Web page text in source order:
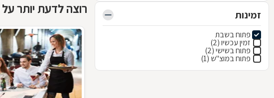
זמינות
פתוח בשבת
זמין עכשיו (2)
פתוח בשישי (2)
פתוח במוצ"ש (1)
רוצה לדעת יותר